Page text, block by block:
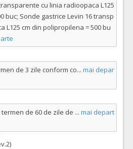
cu linia radioopaca L125
buc; Sonde gastrice Levin 16 transp
L125 cm din polipropilena = 500 bu
de 3 zile conform co... mai depar
de 60 de zile de ... mai depart